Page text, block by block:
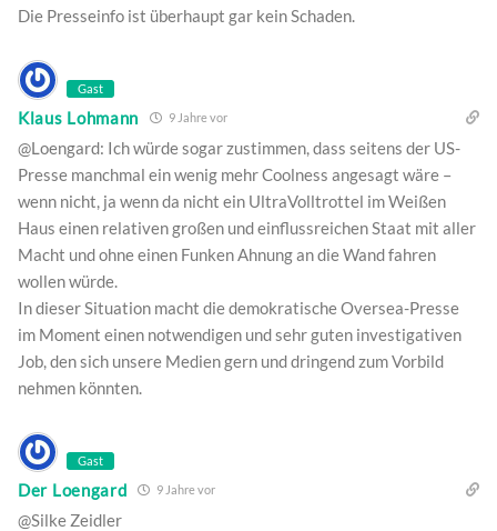
Die Presseinfo ist überhaupt gar kein Schaden.
Gast
Klaus Lohmann 9 Jahre vor
@Loengard: Ich würde sogar zustimmen, dass seitens der US-
Presse manchmal ein wenig mehr Coolness angesagt wäre –
wenn nicht, ja wenn da nicht ein UltraVolltrottel im Weißen
Haus einen relativen großen und einflussreichen Staat mit aller
Macht und ohne einen Funken Ahnung an die Wand fahren
wollen würde.
In dieser Situation macht die demokratische Oversea-Presse
im Moment einen notwendigen und sehr guten investigativen
Job, den sich unsere Medien gern und dringend zum Vorbild
nehmen könnten.
Gast
Der Loengard 9 Jahre vor
@Silke Zeidler